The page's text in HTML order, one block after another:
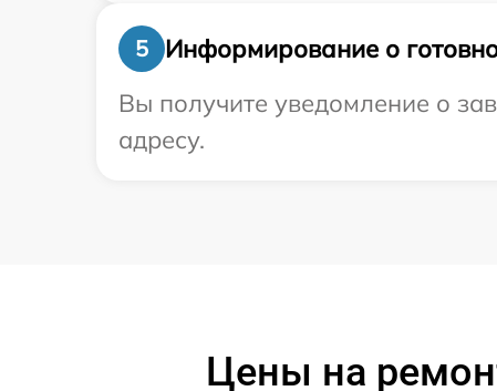
5
Информирование о
Вы получите уведомление о
адресу.
Цены на